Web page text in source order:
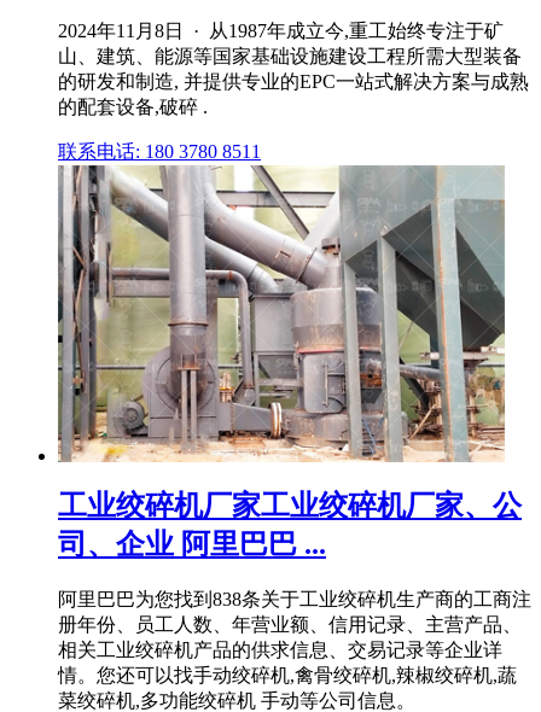
2024年11月8日 · 从1987年成立今,重工始终专注于矿
山、建筑、能源等国家基础设施建设工程所需大型装备
的研发和制造, 并提供专业的EPC一站式解决方案与成熟
的配套设备,破碎 .
联系电话: 180 3780 8511
工业绞碎机厂家工业绞碎机厂家、公
司、企业 阿里巴巴 ...
阿里巴巴为您找到838条关于工业绞碎机生产商的工商注
册年份、员工人数、年营业额、信用记录、主营产品、
相关工业绞碎机产品的供求信息、交易记录等企业详
情。您还可以找手动绞碎机,禽骨绞碎机,辣椒绞碎机,蔬
菜绞碎机,多功能绞碎机 手动等公司信息。